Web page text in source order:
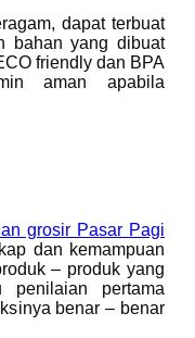
dapat terbuat
bahan yang dibuat
friendly dan BPA
aman apabila
grosir Pasar Pagi
dan kemampuan
– produk yang
penilaian pertama
benar – benar